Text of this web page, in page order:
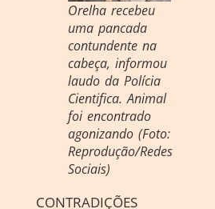
Orelha recebeu
uma pancada
contundente na
cabeça, informou
laudo da Polícia
Cientifica. Animal
foi encontrado
agonizando (Foto:
Reprodução/Redes
Sociais)
CONTRADIÇÕES